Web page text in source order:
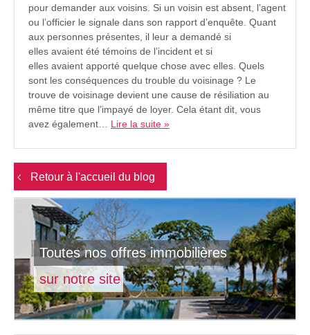
pour demander aux voisins. Si un voisin est absent, l’agent
ou l’officier le signale dans son rapport d’enquête. Quant
aux personnes présentes, il leur a demandé si
elles avaient été témoins de l’incident et si
elles avaient apporté quelque chose avec elles. Quels
sont les conséquences du trouble du voisinage ? Le
trouve de voisinage devient une cause de résiliation au
même titre que l’impayé de loyer. Cela étant dit, vous
avez également… Lire la suite »
Retour à l'accueil du blog
Toutes nos offres immobilières
sur notre site